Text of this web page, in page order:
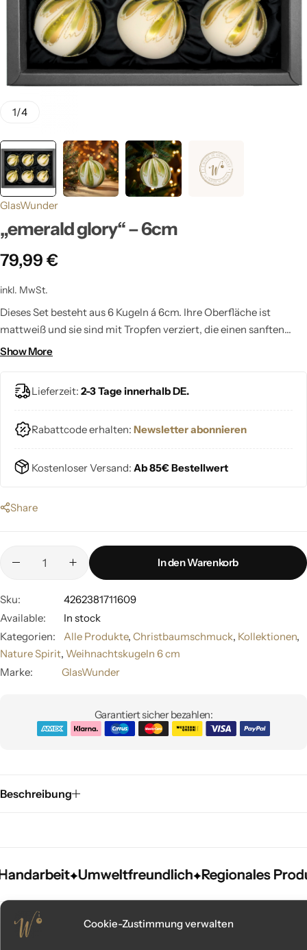
Cookie-Zustimmung verwalten
1/4
GlasWunder
„emerald glory“ – 6cm
79,99 €
inkl. MwSt.
Dieses Set besteht aus 6 Kugeln á 6cm. Ihre Oberfläche ist
mattweiß und sie sind mit Tropfen verziert, die einen sanften
Farbverlauf von Grün zu Gold zeigen. Ein zarter Hauch silbernen
Show More
Lieferzeit: 2-3 Tage innerhalb DE.
Rabattcode erhalten: Newsletter abonnieren
Kostenloser Versand: Ab 85€ Bestellwert
Share
In den Warenkorb
Sku:
4262381711609
Available:
In stock
Kategorien:
Alle Produkte, Christbaumschmuck, Kollektionen,
Nature Spirit, Weihnachtskugeln 6 cm
Marke:
GlasWunder
Garantiert sicher bezahlen:
Beschreibung
Umweltfreundlich Regionales Produkt
Umweltfreundlich Regionales Produkt
Umweltfreundlich Regionales Produkt